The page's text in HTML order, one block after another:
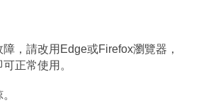
，請改用Edge或Firefox瀏覽器，
正常使用。